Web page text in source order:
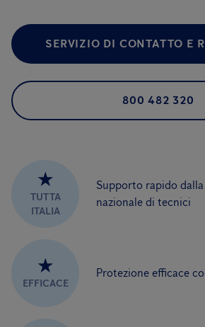
SERVIZIO DI CONTATTO E
800 482 320
★
TUTTA
ITALIA
Supporto rapido
nazionale di tecnici
★
EFFICACE
Protezione efficace